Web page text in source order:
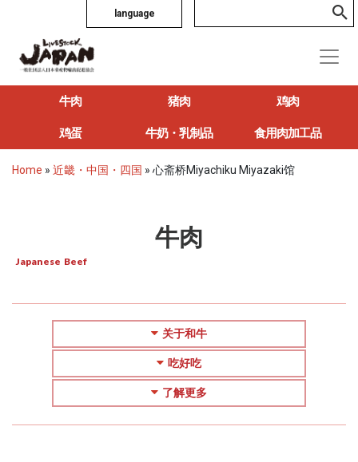
language
牛肉 猪肉 鸡肉
鸡蛋 牛奶・乳制品 食用肉加工品
Home » 近畿・中国・四国 » 心斋桥Miyachiku Miyazaki馆
牛肉
Japanese Beef
关于和牛
吃好吃
了解更多